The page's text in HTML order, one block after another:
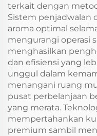
terkait dengan
Sistem penjadwalan
aroma optimal
mengurangi operasi
menghasilkan
dan efisiensi yang
unggul dalam
menangani ruang
pusat perbelanjaan
yang merata.
mempertahankan
premium sambil